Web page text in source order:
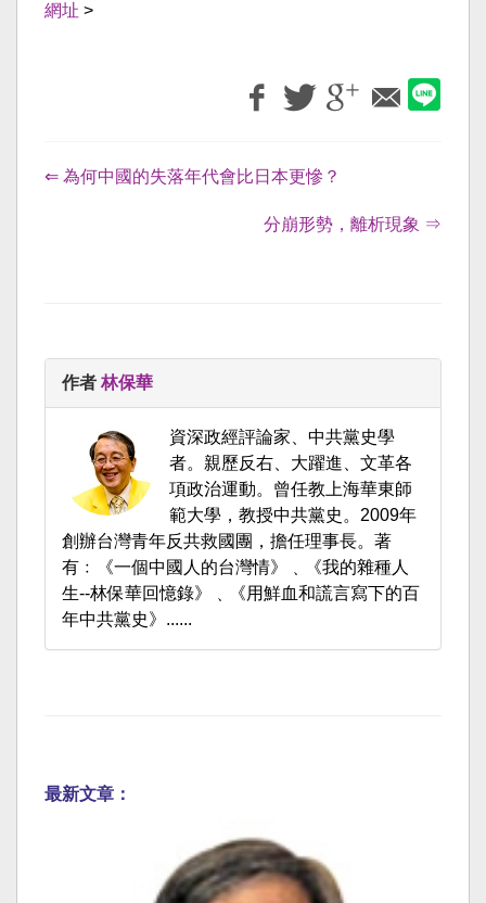
網址 >
⇐ 為何中國的失落年代會比日本更慘？
分崩形勢，離析現象 ⇒
作者 林保華
資深政經評論家、中共黨史學
者。親歷反右、大躍進、文革各
項政治運動。曾任教上海華東師
範大學，教授中共黨史。2009年
創辦台灣青年反共救國團，擔任理事長。著
有﹕《一個中國人的台灣情》﹑《我的雜種人
生--林保華回憶錄》﹑《用鮮血和謊言寫下的百
年中共黨史》......
最新文章：